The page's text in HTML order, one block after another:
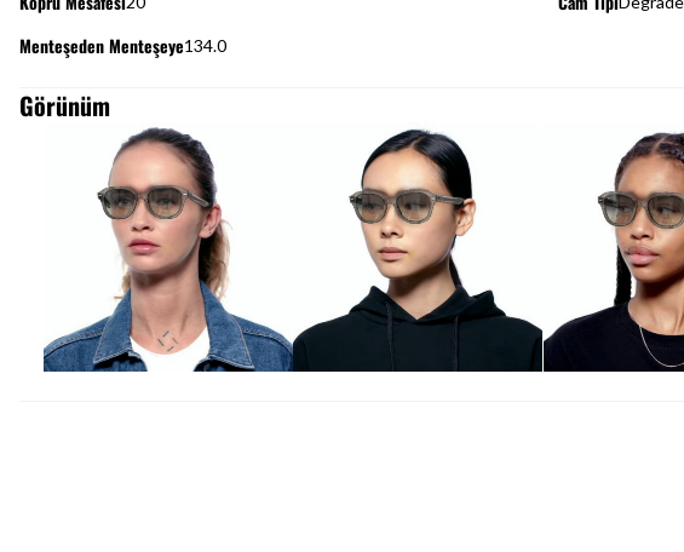
Menteşeden Menteşeye134.0
Görünüm